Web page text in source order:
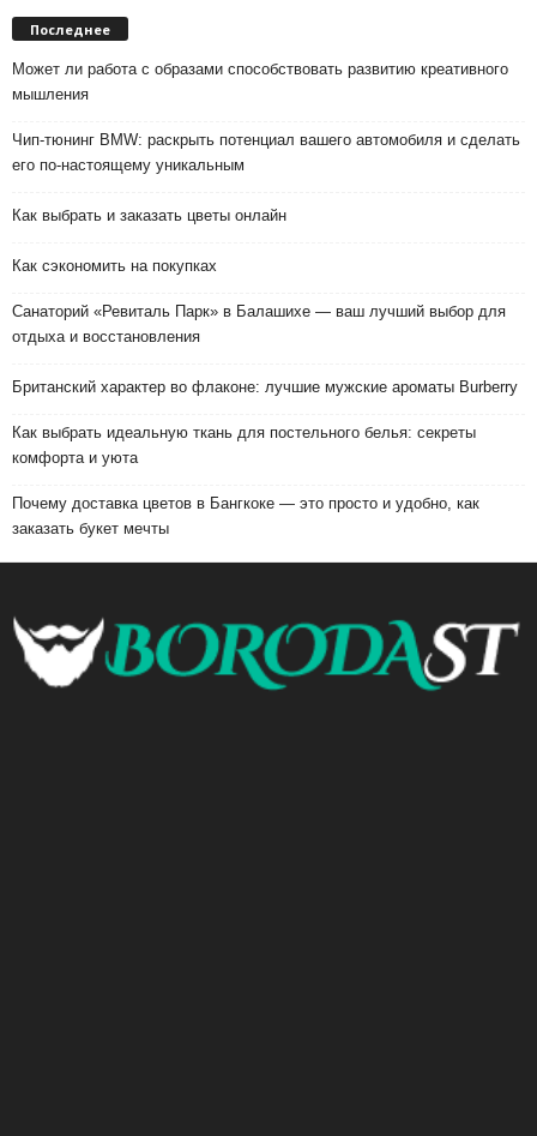
Последнее
Может ли работа с образами способствовать развитию креативного
мышления
Чип-тюнинг BMW: раскрыть потенциал вашего автомобиля и сделать
его по-настоящему уникальным
Как выбрать и заказать цветы онлайн
Как сэкономить на покупках
Санаторий «Ревиталь Парк» в Балашихе — ваш лучший выбор для
отдыха и восстановления
Британский характер во флаконе: лучшие мужские ароматы Burberry
Как выбрать идеальную ткань для постельного белья: секреты
комфорта и уюта
Почему доставка цветов в Бангкоке — это просто и удобно, как
заказать букет мечты